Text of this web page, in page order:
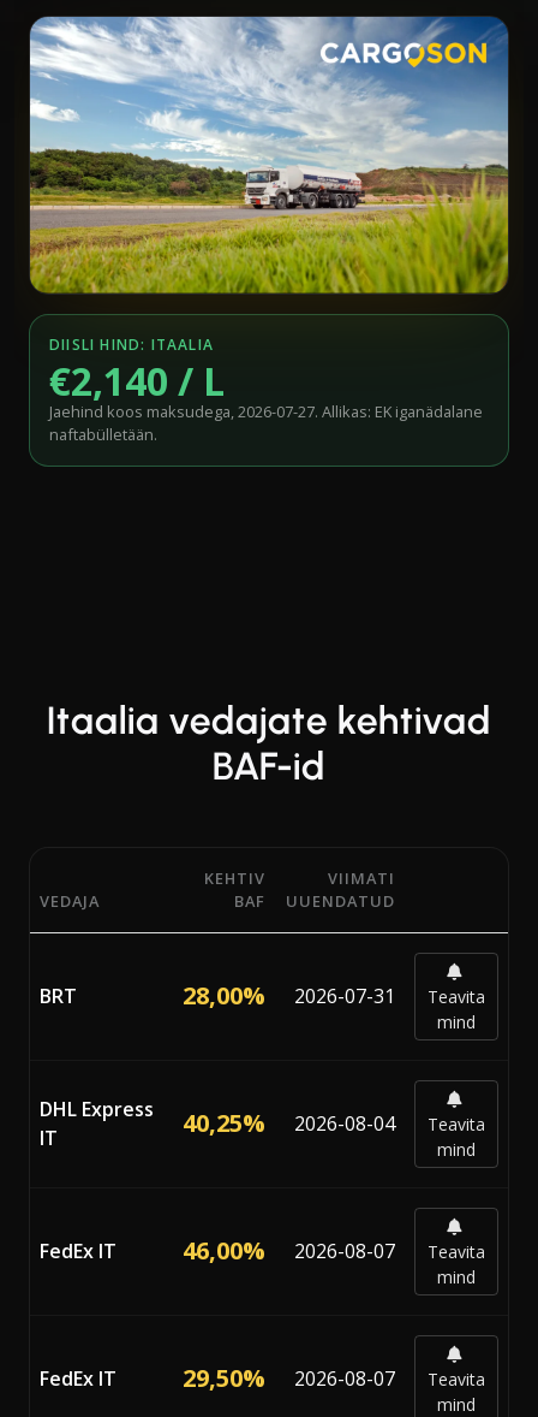
DIISLI HIND: ITAALIA
€2,140 / L
Jaehind koos maksudega, 2026-07-27. Allikas: EK iganädalane
naftabülletään.
Itaalia vedajate kehtivad
BAF-id
6 Itaalia vedaja kehtivad BAF protsendid ja iga vedaja
VEDAJA
KEHTIV
BAF
VIIMATI
UUENDATUD
BRT 28,00% 2026-07-31
Teavita
mind
DHL Express
IT
40,25% 2026-08-04
Teavita
mind
FedEx IT 46,00% 2026-08-07
Teavita
mind
FedEx IT 29,50% 2026-08-07
Teavita
mind